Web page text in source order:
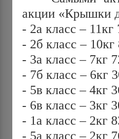
акции «Крышки
- 2а класс – 11кг
- 2б класс – 10кг
- 3а класс – 7кг
- 7б класс – 6кг
- 5в класс – 4кг
- 6в класс – 3кг
- 1а класс – 2кг
- 5а класс – 2кг